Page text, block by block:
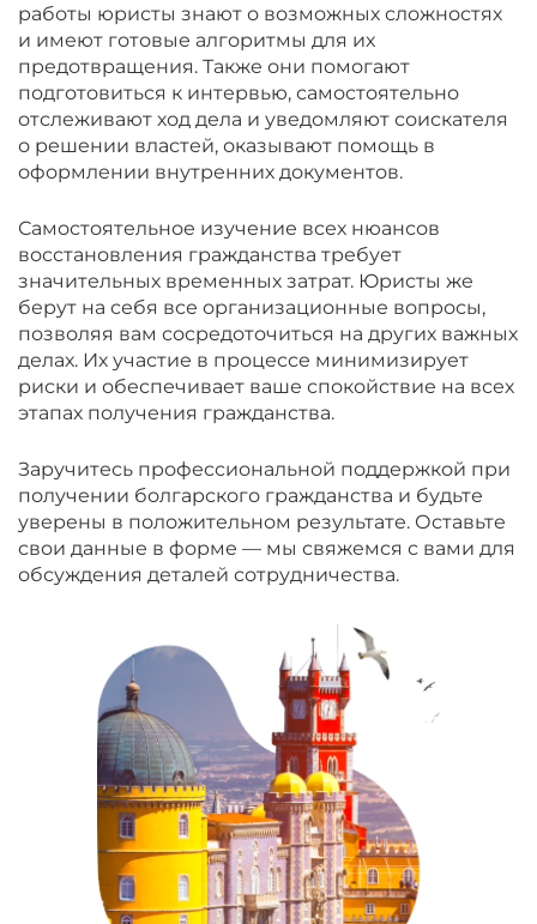
работы юристы знают о возможных сложностях
и имеют готовые алгоритмы для их
предотвращения. Также они помогают
подготовиться к интервью, самостоятельно
отслеживают ход дела и уведомляют соискателя
о решении властей, оказывают помощь в
оформлении внутренних документов.
Самостоятельное изучение всех нюансов
восстановления гражданства требует
значительных временных затрат. Юристы же
берут на себя все организационные вопросы,
позволяя вам сосредоточиться на других важных
делах. Их участие в процессе минимизирует
риски и обеспечивает ваше спокойствие на всех
этапах получения гражданства.
Заручитесь профессиональной поддержкой при
получении болгарского гражданства и будьте
уверены в положительном результате. Оставьте
свои данные в форме — мы свяжемся с вами для
обсуждения деталей сотрудничества.